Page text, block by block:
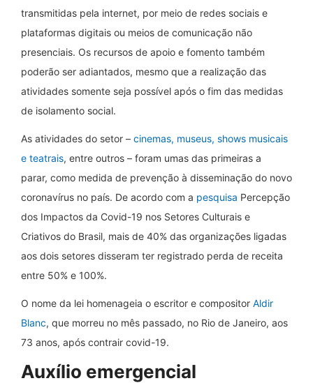
transmitidas pela internet, por meio de redes sociais e
plataformas digitais ou meios de comunicação não
presenciais. Os recursos de apoio e fomento também
poderão ser adiantados, mesmo que a realização das
atividades somente seja possível após o fim das medidas
de isolamento social.
As atividades do setor – cinemas, museus, shows musicais
e teatrais, entre outros – foram umas das primeiras a
parar, como medida de prevenção à disseminação do novo
coronavírus no país. De acordo com a pesquisa Percepção
dos Impactos da Covid-19 nos Setores Culturais e
Criativos do Brasil, mais de 40% das organizações ligadas
aos dois setores disseram ter registrado perda de receita
entre 50% e 100%.
O nome da lei homenageia o escritor e compositor Aldir
Blanc, que morreu no mês passado, no Rio de Janeiro, aos
73 anos, após contrair covid-19.
Auxílio emergencial